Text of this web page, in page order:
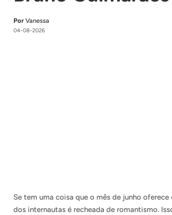
PorVanessa
04-08-2026
Se tem uma coisa que o mês de junho
dos internautas é recheada de romantismo.